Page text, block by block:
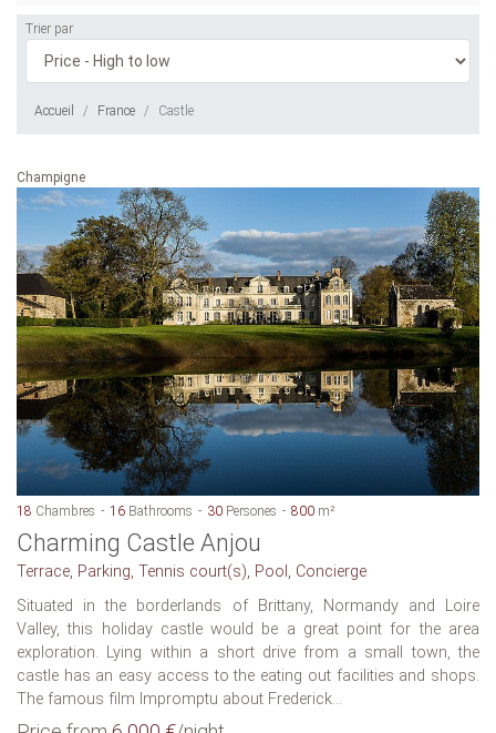
Trier par
Accueil France Castle
Champigne
18 Chambres 16 Bathrooms 30 Persones 800 m²
Charming Castle Anjou
Terrace, Parking, Tennis court(s), Pool, Concierge
Situated in the borderlands of Brittany, Normandy and Loire
Valley, this holiday castle would be a great point for the area
exploration. Lying within a short drive from a small town, the
castle has an easy access to the eating out facilities and shops.
The famous film Impromptu about Frederick...